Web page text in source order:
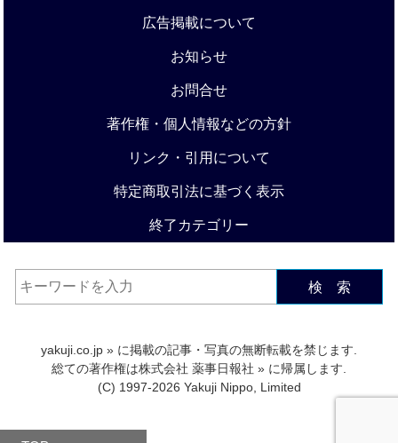
広告掲載について
お知らせ
お問合せ
著作権・個人情報などの方針
リンク・引用について
特定商取引法に基づく表示
終了カテゴリー
検 索
yakuji.co.jp » に掲載の記事・写真の無断転載を禁じます.
総ての著作権は株式会社 薬事日報社 » に帰属します.
(C) 1997-2026 Yakuji Nippo, Limited